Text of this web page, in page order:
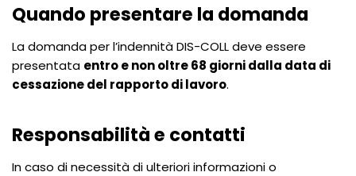
Quando presentare la domanda
La domanda per l’indennità DIS-COLL deve essere
presentata entro e non oltre 68 giorni dalla data di
cessazione del rapporto di lavoro.
Responsabilità e contatti
In caso di necessità di ulteriori informazioni o